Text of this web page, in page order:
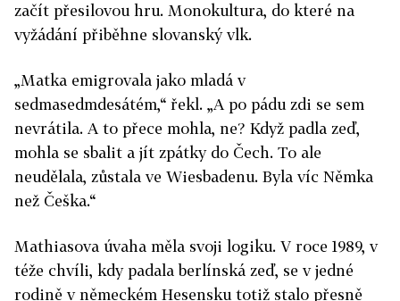
začít přesilovou hru. Monokultura, do které na
vyžádání přiběhne slovanský vlk.
„Matka emigrovala jako mladá v
sedmasedmdesátém,“ řekl. „A po pádu zdi se sem
nevrátila. A to přece mohla, ne? Když padla zeď,
mohla se sbalit a jít zpátky do Čech. To ale
neudělala, zůstala ve Wiesbadenu. Byla víc Němka
než Češka.“
Mathiasova úvaha měla svoji logiku. V roce 1989, v
téže chvíli, kdy padala berlínská zeď, se v jedné
rodině v německém Hesensku totiž stalo přesně